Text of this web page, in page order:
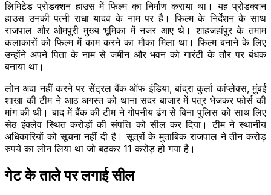
लिमिटेड प्रोडक्शन हाउस में फिल्म का निर्माण कराया था। यह प्रोडक्शन
हाउस उनकी पत्नी राधा यादव के नाम पर है। फिल्म के निर्देशन के साथ
राजपाल और ओमपुरी मुख्य भूमिका में नजर आए थे। शाहजहांपुर के तमाम
कलाकारों को फिल्म में काम करने का मौका मिला था। फिल्म बनाने के लिए
उन्होंने अपने पिता के नाम से जमीन और भवन को गारंटी के तौर पर बंधक
बनाया था।
लोन अदा नहीं करने पर सेंट्रल बैंक ऑफ इंडिया, बांद्रा कुर्ला कांप्लेक्स, मुंबई
शाखा की टीम ने आठ अगस्त को थाना सदर बाजार में पत्र भेजकर फोर्स की
मांग की थी। बाद में बैंक की टीम ने गोपनीय ढंग से बिना पुलिस को साथ लिए
सेठ इंक्लेव स्थित करोड़ों की संपत्ति को सील कर दिया। टीम ने स्थानीय
अधिकारियों को सूचना नहीं दी है। सूत्रों के मुताबिक राजपाल ने तीन करोड़
रुपये का लोन लिया था जो बढ़कर 11 करोड़ हो गया है।
गेट के ताले पर लगाई सील